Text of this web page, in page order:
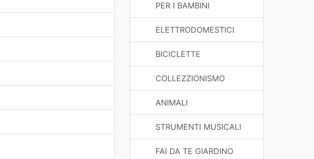
PER I BAMBINI
ELETTRODOMESTICI
BICICLETTE
COLLEZZIONISMO
ANIMALI
STRUMENTI MUSICALI
FAI DA TE GIARDINO